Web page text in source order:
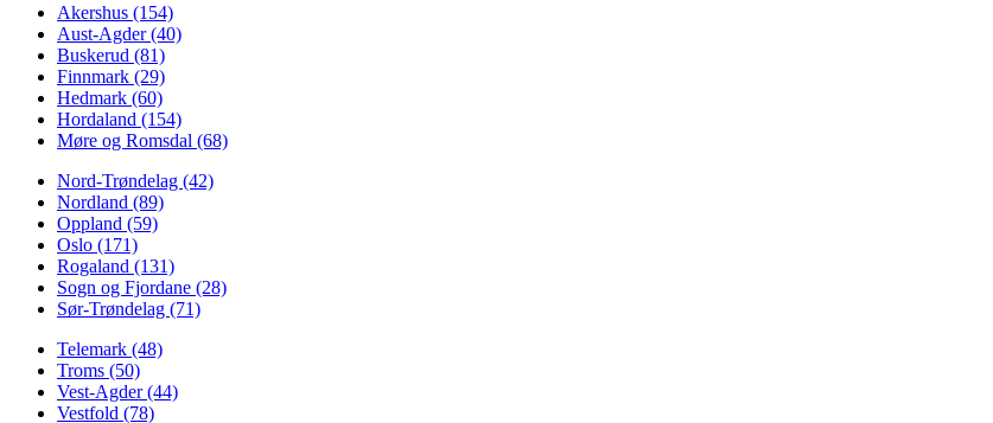
Akershus (154)
Aust-Agder (40)
Buskerud (81)
Finnmark (29)
Hedmark (60)
Hordaland (154)
Møre og Romsdal (68)
Nord-Trøndelag (42)
Nordland (89)
Oppland (59)
Oslo (171)
Rogaland (131)
Sogn og Fjordane (28)
Sør-Trøndelag (71)
Telemark (48)
Troms (50)
Vest-Agder (44)
Vestfold (78)